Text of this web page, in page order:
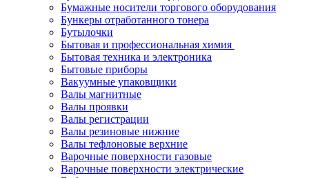
Бумажные носители торгового оборудования
Бункеры отработанного тонера
Бутылочки
Бытовая и профессиональная химия
Бытовая техника и электроника
Бытовые приборы
Вакуумные упаковщики
Валы магнитные
Валы проявки
Валы регистрации
Валы резиновые нижние
Валы тефлоновые верхние
Варочные поверхности газовые
Варочные поверхности электрические